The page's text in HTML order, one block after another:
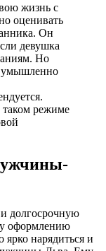
жизнь с
оценивать
Он
девушка
Но
умышленно
таком режиме
долгосрочную
оформлению
нарядиться и